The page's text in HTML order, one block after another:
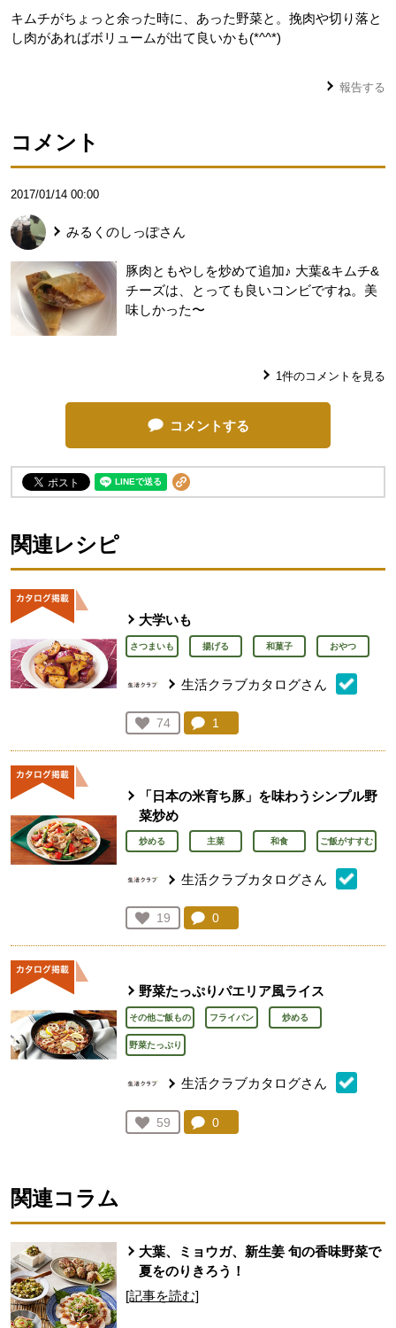
キムチがちょっと余った時に、あった野菜と。挽肉や切り落と
し肉があればボリュームが出て良いかも(*^^*)
報告する
コメント
2017/01/14 00:00
みるくのしっぽさん
豚肉ともやしを炒めて追加♪ 大葉&キムチ&
チーズは、とっても良いコンビですね。美
味しかった〜
1件のコメントを見る
コメントする
関連レシピ
大学いも
さつまいも 揚げる 和菓子 おやつ
生活クラブカタログさん
お気に入り登録：
74
人が登録
コメント：
1
「日本の米育ち豚」を味わうシンプル野
菜炒め
炒める 主菜 和食 ご飯がすすむ
生活クラブカタログさん
お気に入り登録：
19
人が登録
コメント：
0
野菜たっぷりパエリア風ライス
その他ご飯もの フライパン 炒める
野菜たっぷり
生活クラブカタログさん
お気に入り登録：
59
人が登録
コメント：
0
関連コラム
大葉、ミョウガ、新生姜 旬の香味野菜で
夏をのりきろう！
[記事を読む]